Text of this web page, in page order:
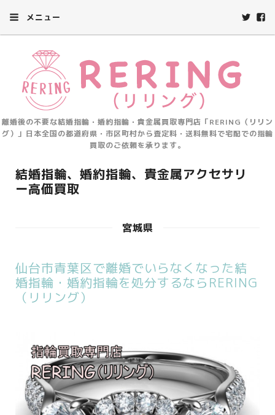
メニュー
離婚後の不要な結婚指輪・婚約指輪・貴金属買取専門店「RERING（リリン
グ）」日本全国の都道府県・市区町村から査定料・送料無料で宅配での指輪
買取のご依頼を承ります。
結婚指輪、婚約指輪、貴金属アクセサリ
ー高価買取
宮城県
仙台市青葉区で離婚でいらなくなった結
婚指輪・婚約指輪を処分するならRERING
（リリング）